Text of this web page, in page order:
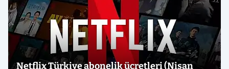
Netflix Türkiye abonelik ücretleri (Nisan